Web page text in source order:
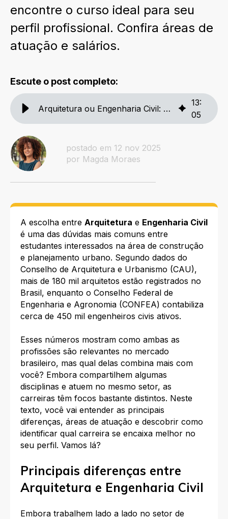
encontre o curso ideal para seu
perfil profissional. Confira áreas de
atuação e salários.
Escute o post completo:
Arquitetura ou Engenharia Civil: saiba qual escolher
13:
05
postado em 12 nov 2025
por Magda Moraes
A escolha entre Arquitetura e Engenharia Civil
é uma das dúvidas mais comuns entre
estudantes interessados na área de construção
e planejamento urbano. Segundo dados do
Conselho de Arquitetura e Urbanismo (CAU),
mais de 180 mil arquitetos estão registrados no
Brasil, enquanto o Conselho Federal de
Engenharia e Agronomia (CONFEA) contabiliza
cerca de 450 mil engenheiros civis ativos.
Esses números mostram como ambas as
profissões são relevantes no mercado
brasileiro, mas qual delas combina mais com
você? Embora compartilhem algumas
disciplinas e atuem no mesmo setor, as
carreiras têm focos bastante distintos. Neste
texto, você vai entender as principais
diferenças, áreas de atuação e descobrir como
identificar qual carreira se encaixa melhor no
seu perfil. Vamos lá?
Principais diferenças entre
Arquitetura e Engenharia Civil
Embora trabalhem lado a lado no setor de